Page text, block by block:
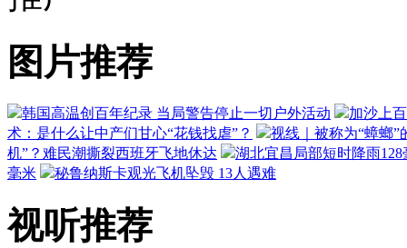
图片推荐
韩国高温创百年纪录 当局警告停止一切户外活动
加沙上
术：是什么让中产们甘心“花钱找虐”？
视线｜被称为“蟑螂
机”？难民潮撕裂西班牙飞地休达
湖北宜昌局部短时降雨
毫米
秘鲁纳斯卡观光飞机坠毁 13人遇难
视听推荐